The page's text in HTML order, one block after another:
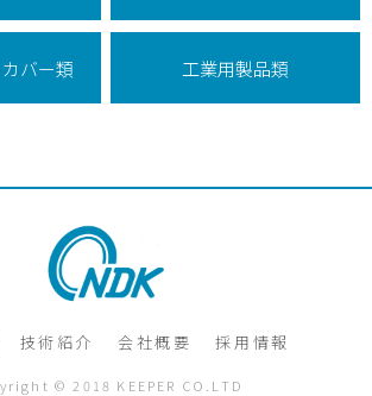
バー類 工業用製品類
技術紹介 会社概要 採用情報
© 2018 KEEPER CO.LTD